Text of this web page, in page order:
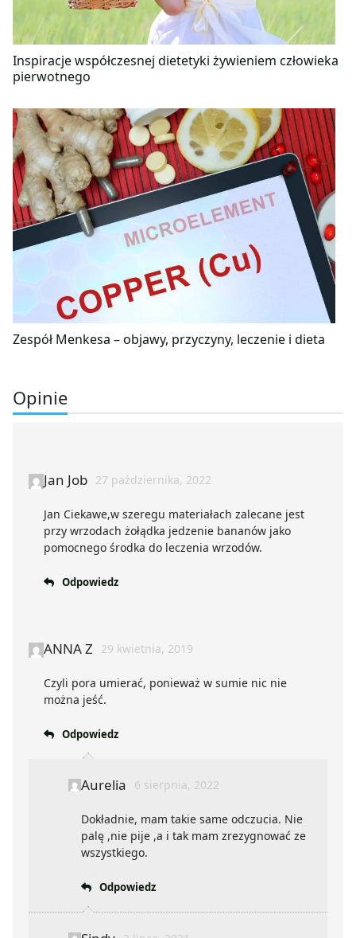
Inspiracje współczesnej dietetyki żywieniem człowieka
pierwotnego
Zespół Menkesa – objawy, przyczyny, leczenie i dieta
Opinie
Jan Job 27 października, 2022
Jan Ciekawe,w szeregu materiałach zalecane jest
przy wrzodach żołądka jedzenie bananów jako
pomocnego środka do leczenia wrzodów.
Odpowiedz
ANNA Z 29 kwietnia, 2019
Czyli pora umierać, ponieważ w sumie nic nie
można jeść.
Odpowiedz
Aurelia 6 sierpnia, 2022
Dokładnie, mam takie same odczucia. Nie
palę ,nie pije ,a i tak mam zrezygnować ze
wszystkiego.
Odpowiedz